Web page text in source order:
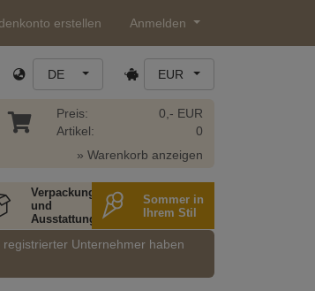
erstellen Anmelden
DE EUR
Preis:
Artikel:
0,- EUR
0
» Warenkorb anzeigen
Verpackung
und
Ausstattung
Sommer in
Ihrem Stil
Unternehmer haben